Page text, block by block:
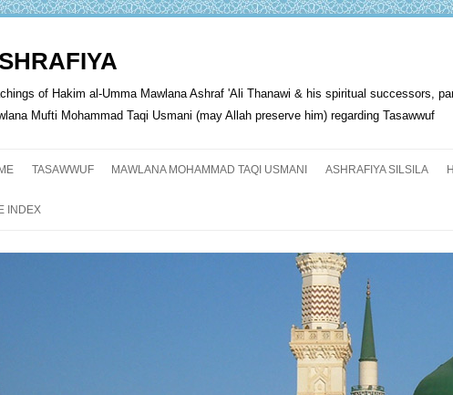
of Hakim al-Umma Mawlana Ashraf 'Ali Thanawi & his spiritual successors,
Mufti Mohammad Taqi Usmani (may Allah preserve him) regarding Tasawwuf
to
TASAWWUF MAWLANA MOHAMMAD TAQI USMANI ASHRAFIYA SILSILA
FOR THE SEEKER
PROGRESS EXPLAINED
INDEX